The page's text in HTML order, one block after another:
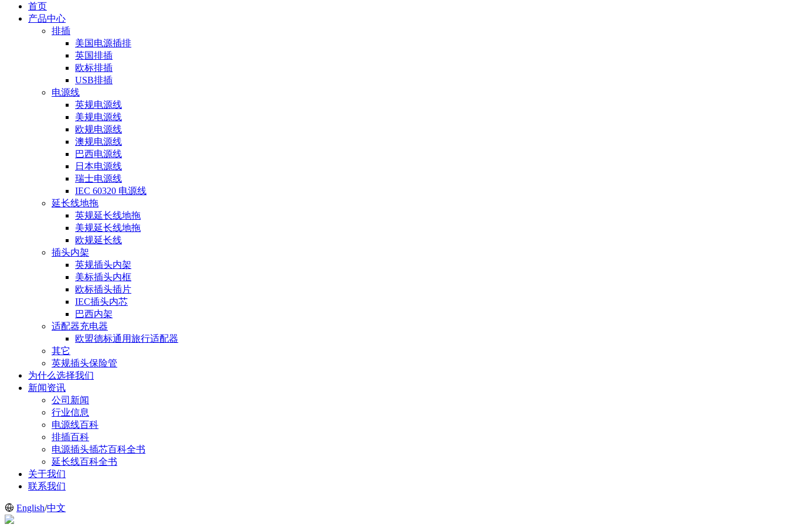
首页
产品中心
排插
美国电源插排
英国排插
欧标排插
USB排插
电源线
英规电源线
美规电源线
欧规电源线
澳规电源线
巴西电源线
日本电源线
瑞士电源线
IEC 60320 电源线
延长线地拖
英规延长线地拖
美规延长线地拖
欧规延长线
插头内架
英规插头内架
美标插头内框
欧标插头插片
IEC插头内芯
巴西内架
适配器充电器
欧盟德标通用旅行适配器
其它
英规插头保险管
为什么选择我们
新闻资讯
公司新闻
行业信息
电源线百科
排插百科
电源插头插芯百科全书
延长线百科全书
关于我们
联系我们
English/中文